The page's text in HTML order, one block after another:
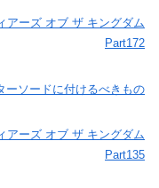
アーズ オブ ザ キングダム
Part172
ーソードに付けるべきもの
アーズ オブ ザ キングダム
Part135